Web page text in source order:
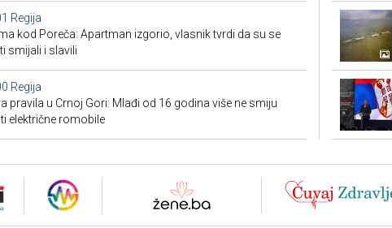
Regija
kod Poreča: Apartman izgorio, vlasnik tvrdi da su se
smijali i slavili
Regija
pravila u Crnoj Gori: Mlađi od 16 godina više ne smiju
električne romobile